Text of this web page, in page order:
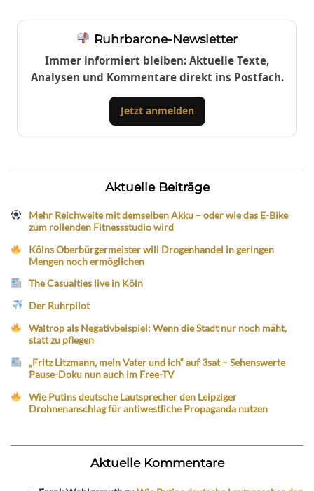
Ruhrbarone-Newsletter
Immer informiert bleiben: Aktuelle Texte,
Analysen und Kommentare direkt ins Postfach.
Jetzt anmelden
Aktuelle Beiträge
Mehr Reichweite mit demselben Akku – oder wie das E-Bike
zum rollenden Fitnessstudio wird
Kölns Oberbürgermeister will Drogenhandel in geringen
Mengen noch ermöglichen
The Casualties live in Köln
Der Ruhrpilot
Waltrop als Negativbeispiel: Wenn die Stadt nur noch mäht,
statt zu pflegen
„Fritz Litzmann, mein Vater und ich“ auf 3sat – Sehenswerte
Pause-Doku nun auch im Free-TV
Wie Putins deutsche Lautsprecher den Leipziger
Drohnenanschlag für antiwestliche Propaganda nutzen
Aktuelle Kommentare